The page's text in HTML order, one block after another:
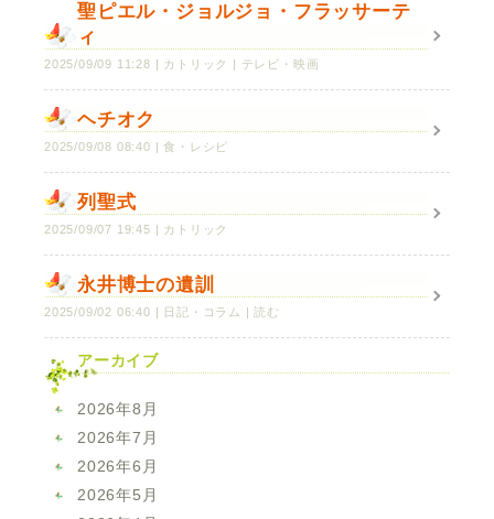
聖ピエル・ジョルジョ・フラッサーテ
ィ
2025/09/09 11:28 カトリック テレビ・映画
ヘチオク
2025/09/08 08:40 食・レシピ
列聖式
2025/09/07 19:45 カトリック
永井博士の遺訓
2025/09/02 06:40 日記・コラム 読む
アーカイブ
2026年8月
2026年7月
2026年6月
2026年5月